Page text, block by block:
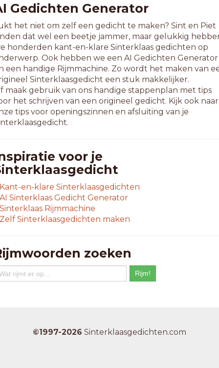
letterwoorden
Gedichten Generator
het niet om zelf een gedicht te maken? Sint en Piet
dat wel een beetje jammer, maar gelukkig
honderden kant-en-klare Sinterklaas gedichten op
Ook hebben we een AI Gedichten Generator
een handige Rijmmachine. Zo wordt het maken van
Sinterklaasgedicht een stuk makkelijker.
maak gebruik van ons handige stappenplan met tips
het schrijven van een origineel gedicht. Kijk ook naar
tips voor openingszinnen en afsluiting van je
voor je
Kant-en-klare Sinterklaasgedichten
AI Sinterklaas Gedicht Generator
Sinterklaas Rijmmachine
Zelf Sinterklaasgedichten maken
zoeken
©1997-2026 Sinterklaasgedichten.com